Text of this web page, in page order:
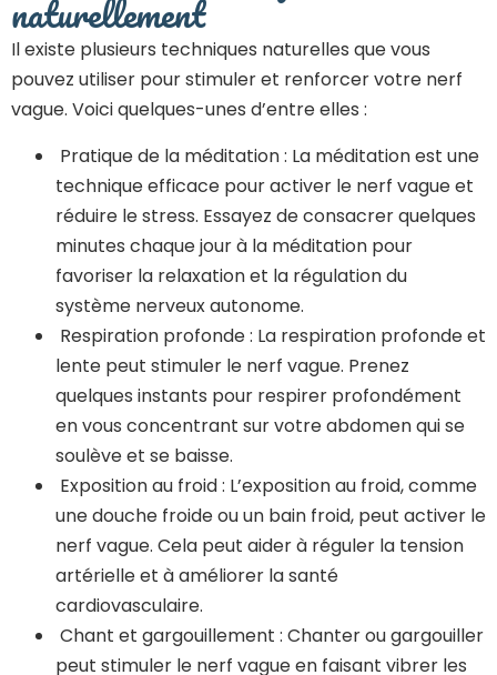
naturellement
Il existe plusieurs techniques naturelles que vous
pouvez utiliser pour stimuler et renforcer votre nerf
vague. Voici quelques-unes d’entre elles :
Pratique de la méditation : La méditation est une
technique efficace pour activer le nerf vague et
réduire le stress. Essayez de consacrer quelques
minutes chaque jour à la méditation pour
favoriser la relaxation et la régulation du
système nerveux autonome.
Respiration profonde : La respiration profonde et
lente peut stimuler le nerf vague. Prenez
quelques instants pour respirer profondément
en vous concentrant sur votre abdomen qui se
soulève et se baisse.
Exposition au froid : L’exposition au froid, comme
une douche froide ou un bain froid, peut activer le
nerf vague. Cela peut aider à réguler la tension
artérielle et à améliorer la santé
cardiovasculaire.
Chant et gargouillement : Chanter ou gargouiller
peut stimuler le nerf vague en faisant vibrer les